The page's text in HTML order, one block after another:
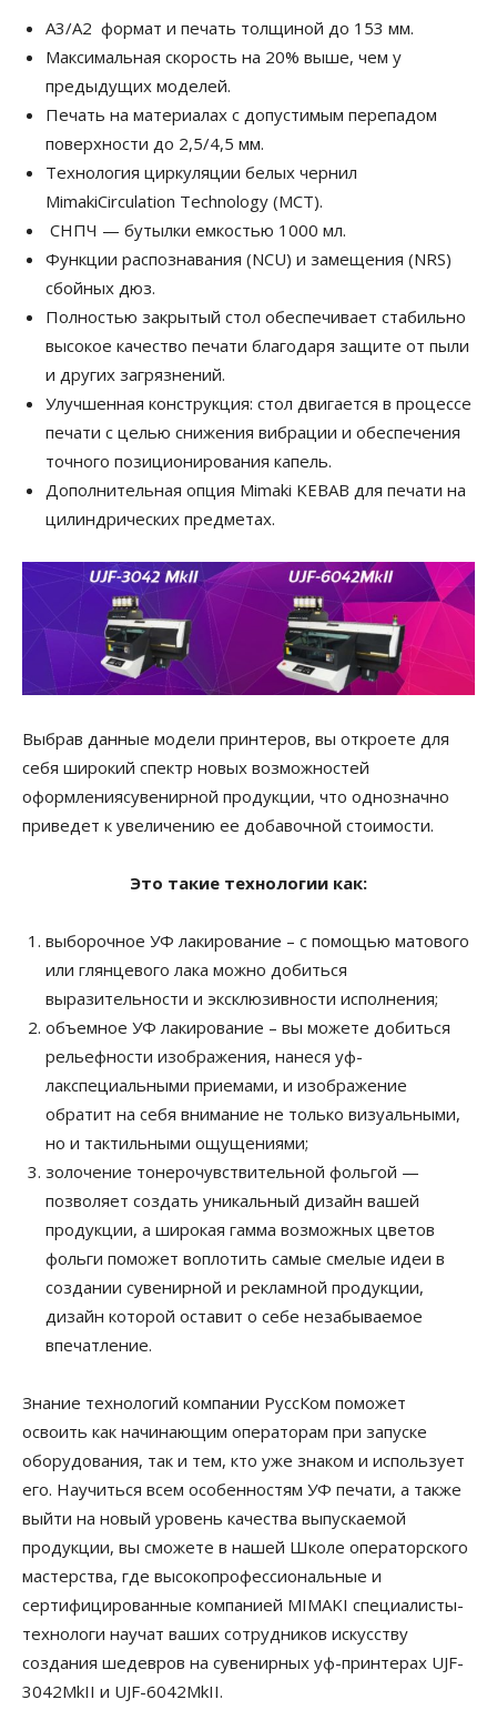
А3/А2 формат и печать толщиной до 153 мм.
Максимальная скорость на 20% выше, чем у
предыдущих моделей.
Печать на материалах с допустимым перепадом
поверхности до 2,5/4,5 мм.
Технология циркуляции белых чернил
MimakiCirculation Technology (MCT).
СНПЧ — бутылки емкостью 1000 мл.
Функции распознавания (NCU) и замещения (NRS)
сбойных дюз.
Полностью закрытый стол обеспечивает стабильно
высокое качество печати благодаря защите от пыли
и других загрязнений.
Улучшенная конструкция: стол двигается в процессе
печати с целью снижения вибрации и обеспечения
точного позиционирования капель.
Дополнительная опция Mimaki KEBAB для печати на
цилиндрических предметах.
Выбрав данные модели принтеров, вы откроете для
себя широкий спектр новых возможностей
оформлениясувенирной продукции, что однозначно
приведет к увеличению ее добавочной стоимости.
Это такие технологии как:
выборочное УФ лакирование – с помощью матового
или глянцевого лака можно добиться
выразительности и эксклюзивности исполнения;
объемное УФ лакирование – вы можете добиться
рельефности изображения, нанеся уф-
лакспециальными приемами, и изображение
обратит на себя внимание не только визуальными,
но и тактильными ощущениями;
золочение тонерочувствительной фольгой —
позволяет создать уникальный дизайн вашей
продукции, а широкая гамма возможных цветов
фольги поможет воплотить самые смелые идеи в
создании сувенирной и рекламной продукции,
дизайн которой оставит о себе незабываемое
впечатление.
Знание технологий компании РуссКом поможет
освоить как начинающим операторам при запуске
оборудования, так и тем, кто уже знаком и использует
его. Научиться всем особенностям УФ печати, а также
выйти на новый уровень качества выпускаемой
продукции, вы сможете в нашей Школе операторского
мастерства, где высокопрофессиональные и
сертифицированные компанией MIMAKI специалисты-
технологи научат ваших сотрудников искусству
создания шедевров на сувенирных уф-принтерах UJF-
3042MkII и UJF-6042MkII.